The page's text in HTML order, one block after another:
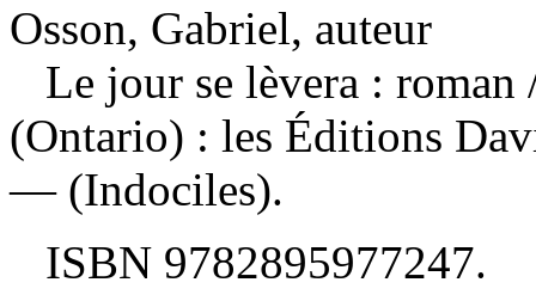
Osson, Gabriel, auteur
Le jour se lèvera : roman
(Ontario) : les Éditions
— (Indociles).
ISBN 9782895977247.